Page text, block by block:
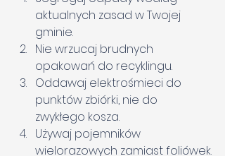
aktualnych zasad w Twojej
gminie.
Nie wrzucaj brudnych
opakowań do recyklingu.
Oddawaj elektrośmieci do
punktów zbiórki, nie do
zwykłego kosza.
Używaj pojemników
wielorazowych zamiast foliówek.